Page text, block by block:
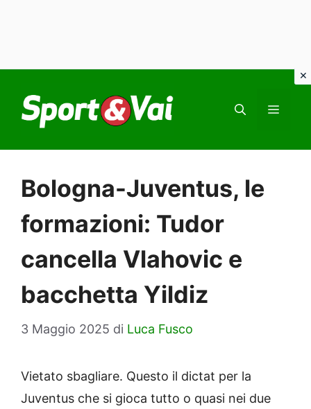
contenuto
Bologna-Juventus, le
formazioni: Tudor
cancella Vlahovic e
bacchetta Yildiz
3 Maggio 2025 di Luca Fusco
Vietato sbagliare. Questo il dictat per la
Juventus che si gioca tutto o quasi nei due